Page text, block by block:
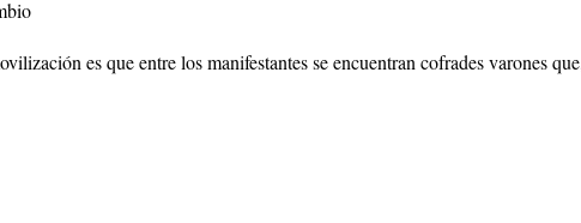
es que entre los manifestantes se encuentran cofrades varones